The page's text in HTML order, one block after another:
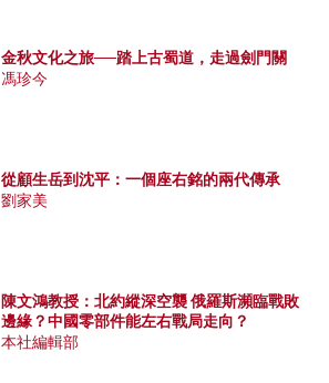
金秋文化之旅──踏上古蜀道，走過劍門關
馮珍今
從顧生岳到沈平：一個座右銘的兩代傳承
劉家美
陳文鴻教授：北約縱深空襲 俄羅斯瀕臨戰敗
邊緣？中國零部件能左右戰局走向？
本社編輯部